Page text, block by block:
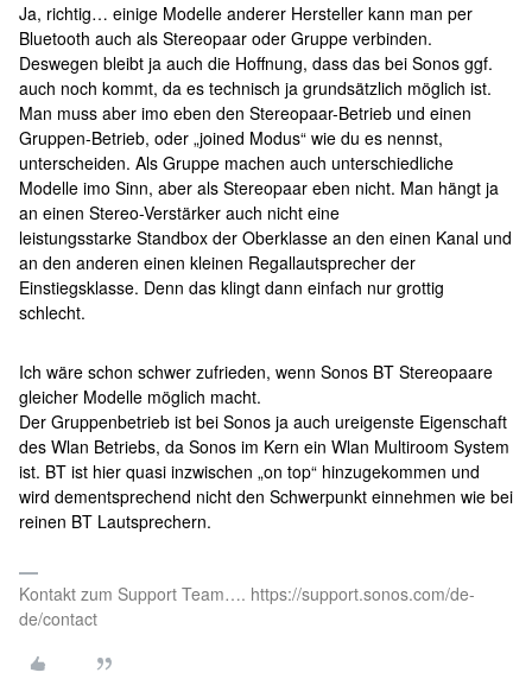
Ja, richtig… einige Modelle anderer Hersteller kann man per
Bluetooth auch als Stereopaar oder Gruppe verbinden.
Deswegen bleibt ja auch die Hoffnung, dass das bei Sonos ggf.
auch noch kommt, da es technisch ja grundsätzlich möglich ist.
Man muss aber imo eben den Stereopaar-Betrieb und einen
Gruppen-Betrieb, oder „joined Modus“ wie du es nennst,
unterscheiden. Als Gruppe machen auch unterschiedliche
Modelle imo Sinn, aber als Stereopaar eben nicht. Man hängt ja
an einen Stereo-Verstärker auch nicht eine
leistungsstarke Standbox der Oberklasse an den einen Kanal und
an den anderen einen kleinen Regallautsprecher der
Einstiegsklasse. Denn das klingt dann einfach nur grottig
schlecht.
Ich wäre schon schwer zufrieden, wenn Sonos BT Stereopaare
gleicher Modelle möglich macht.
Der Gruppenbetrieb ist bei Sonos ja auch ureigenste Eigenschaft
des Wlan Betriebs, da Sonos im Kern ein Wlan Multiroom System
ist. BT ist hier quasi inzwischen „on top“ hinzugekommen und
wird dementsprechend nicht den Schwerpunkt einnehmen wie bei
reinen BT Lautsprechern.
Kontakt zum Support Team…. https://support.sonos.com/de-
de/contact